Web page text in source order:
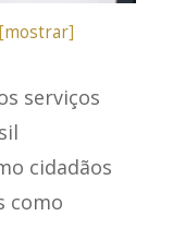
[mostrar]
serviços
cidadãos
como